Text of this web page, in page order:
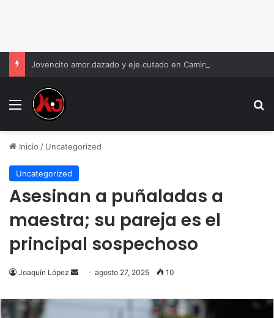
Jovencito amor.dazado y eje.cutado en Camino Real
Menu
Inicio / Uncategorized
Uncategorized
Asesinan a puñaladas a
maestra; su pareja es el
principal sospechoso
Joaquín López
Send
email
agosto 27, 2025 10